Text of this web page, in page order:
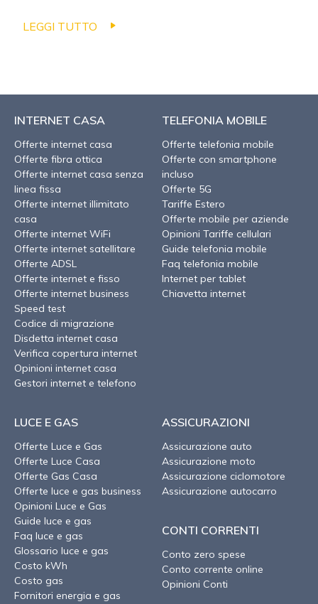
LEGGI TUTTO
INTERNET CASA
Offerte internet casa
Offerte fibra ottica
Offerte internet casa senza
linea fissa
Offerte internet illimitato
casa
Offerte internet WiFi
Offerte internet satellitare
Offerte ADSL
Offerte internet e fisso
Offerte internet business
Speed test
Codice di migrazione
Disdetta internet casa
Verifica copertura internet
Opinioni internet casa
Gestori internet e telefono
TELEFONIA MOBILE
Offerte telefonia mobile
Offerte con smartphone
incluso
Offerte 5G
Tariffe Estero
Offerte mobile per aziende
Opinioni Tariffe cellulari
Guide telefonia mobile
Faq telefonia mobile
Internet per tablet
Chiavetta internet
LUCE E GAS
Offerte Luce e Gas
Offerte Luce Casa
Offerte Gas Casa
Offerte luce e gas business
Opinioni Luce e Gas
Guide luce e gas
Faq luce e gas
Glossario luce e gas
Costo kWh
Costo gas
Fornitori energia e gas
ASSICURAZIONI
Assicurazione auto
Assicurazione moto
Assicurazione ciclomotore
Assicurazione autocarro
CONTI CORRENTI
Conto zero spese
Conto corrente online
Opinioni Conti